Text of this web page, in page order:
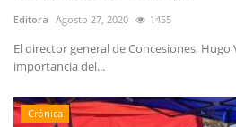
Editora Agosto 27, 2020 1455
El director general de Concesiones, Hugo
importancia del...
Crónica